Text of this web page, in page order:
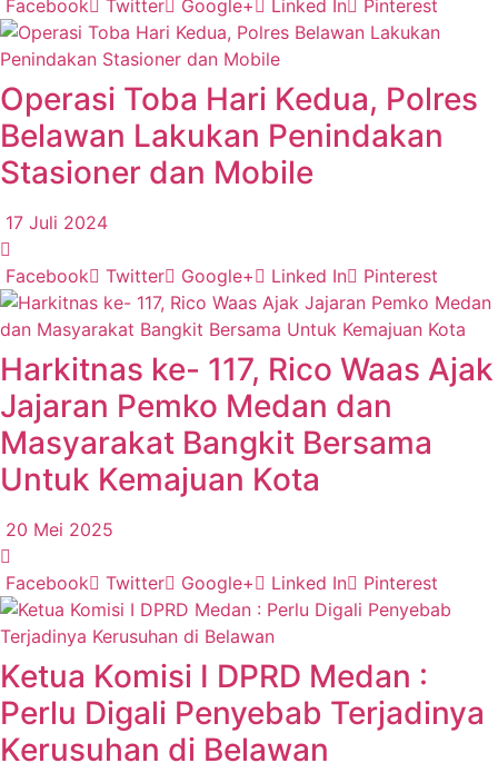
Facebook Twitter Google+ Linked In Pinterest
Operasi Toba Hari Kedua, Polres
Belawan Lakukan Penindakan
Stasioner dan Mobile
17 Juli 2024
Facebook Twitter Google+ Linked In Pinterest
Harkitnas ke- 117, Rico Waas Ajak
Jajaran Pemko Medan dan
Masyarakat Bangkit Bersama
Untuk Kemajuan Kota
20 Mei 2025
Facebook Twitter Google+ Linked In Pinterest
Ketua Komisi I DPRD Medan :
Perlu Digali Penyebab Terjadinya
Kerusuhan di Belawan